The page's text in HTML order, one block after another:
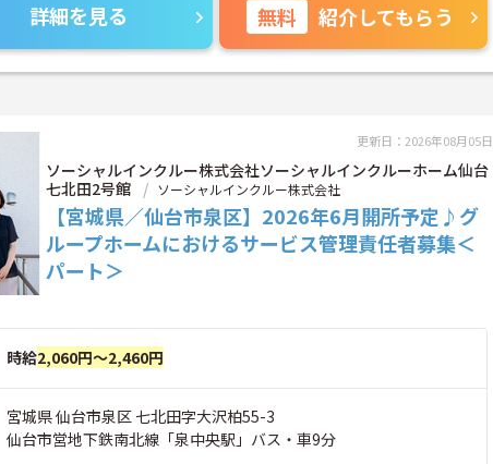
詳細を見る 無料 紹介してもらう
更新日：2026年08月05日
ソーシャルインクルー株式会社ソーシャルインクルーホーム仙台
七北田2号館
ソーシャルインクルー株式会社
【宮城県／仙台市泉区】2026年6月開所予定♪グ
ループホームにおけるサービス管理責任者募集＜
パート＞
時給2,060円～2,460円
宮城県 仙台市泉区 七北田字大沢柏55-3
仙台市営地下鉄南北線「泉中央駅」バス・車9分